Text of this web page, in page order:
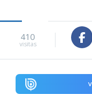
410
visitas